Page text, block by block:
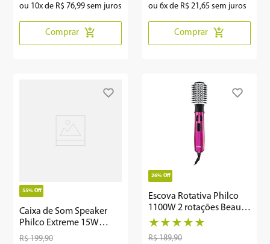
ou 10x de R$ 76,99 sem juros
Comprar
ou 6x de R$ 21 ,65 sem juros
Comprar
55% Off
Caixa de Som Speaker
Philco Extreme 15W
PBSE15
R$ 199,90
26% Off
Escova Rotativa Philco
1100W 2 rotações Beauty
Shine PEC03R
★ ★ ★ ★ ★
R$ 189,90